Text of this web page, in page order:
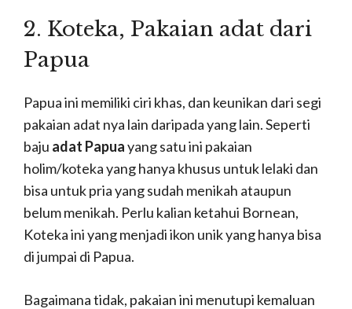
2. Koteka, Pakaian adat dari
Papua
Papua ini memiliki ciri khas, dan keunikan dari segi
pakaian adat nya lain daripada yang lain. Seperti
baju adat Papuayang satu ini pakaian
holim/koteka yang hanya khusus untuk lelaki dan
bisa untuk pria yang sudah menikah ataupun
belum menikah. Perlu kalian ketahui Bornean,
Koteka ini yang menjadi ikon unik yang hanya bisa
di jumpai di Papua.
Bagaimana tidak, pakaian ini menutupi kemaluan